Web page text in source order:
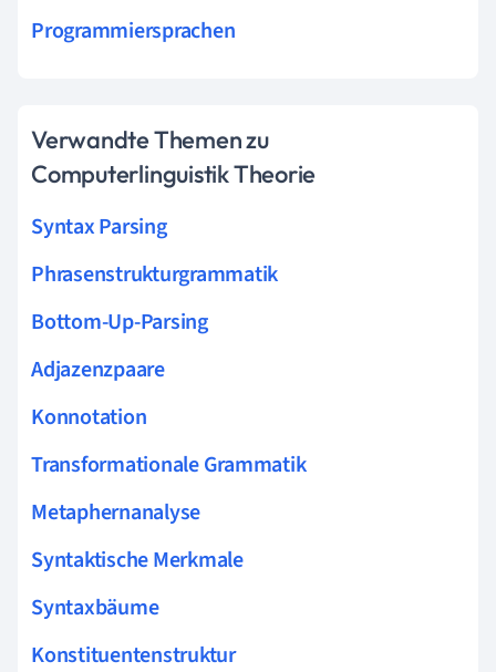
Programmiersprachen
Verwandte Themen zu
Computerlinguistik Theorie
Syntax Parsing
Phrasenstrukturgrammatik
Bottom-Up-Parsing
Adjazenzpaare
Konnotation
Transformationale Grammatik
Metaphernanalyse
Syntaktische Merkmale
Syntaxbäume
Konstituentenstruktur